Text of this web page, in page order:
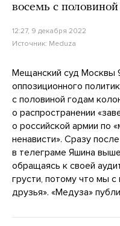
восемь с
12:27, 9 декабря 2022
Источник: Meduza
Мещанский суд Москвы
оппозиционного
с половиной годам
о распространении
о российской армии по
ненависти». Сразу
в телеграме Яшина
обращаясь к своей
грусти, потому что мы с
друзья». «Медуза»